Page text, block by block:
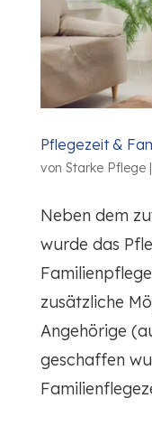
Pflegezeit &
von Starke Pflege|
Neben dem
wurde das
zusätzliche
Angehörige
geschaffen